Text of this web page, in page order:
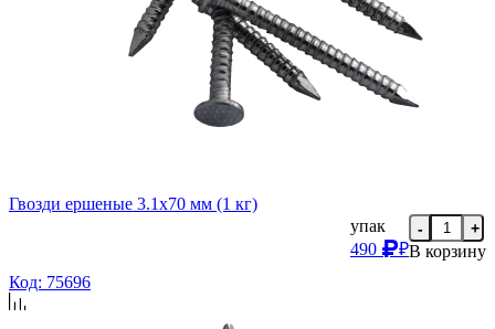
Гвозди ершеные 3.1х70 мм (1 кг)
упак
490
₽
- +
В корзину
Код: 75696